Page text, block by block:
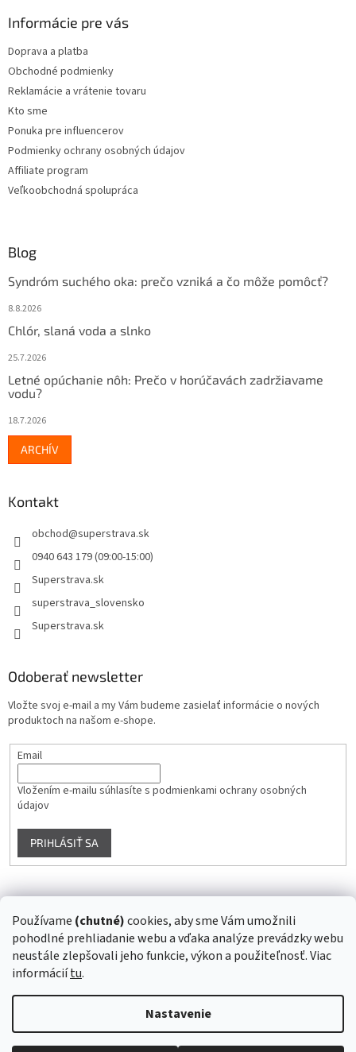
Používame (chutné)cookies, aby sme Vám umožnili
pohodlné prehliadanie webu a vďaka analýze prevádzky webu
neustále zlepšovali jeho funkcie, výkon a použiteľnosť. Viac
informáciítu.
Nastavenie
Informácie pre vás
Doprava a platba
Obchodné podmienky
Reklamácie a vrátenie tovaru
Kto sme
Ponuka pre influencerov
Podmienky ochrany osobných údajov
Affiliate program
Veľkoobchodná spolupráca
Blog
Syndróm suchého oka: prečo vzniká a čo môže pomôcť?
8.8.2026
Chlór, slaná voda a slnko
25.7.2026
Letné opúchanie nôh: Prečo v horúčavách zadržiavame
vodu?
18.7.2026
ARCHÍV
Kontakt
obchod@superstrava.sk
0940 643 179 (09:00-15:00)
Superstrava.sk
superstrava_slovensko
Superstrava.sk
Odoberať newsletter
Vložte svoj e-mail a my Vám budeme zasielať informácie o nových
produktoch na našom e-shope.
Email
Vložením e-mailu súhlasíte s podmienkami ochrany osobných
údajov
PRIHLÁSIŤ SA
Sledovať na Instagrame